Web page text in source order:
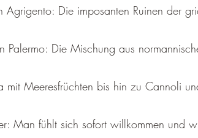
Agrigento: Die imposanten Ruinen der
Palermo: Die Mischung aus
mit Meeresfrüchten bis hin zu Cannoli
Man fühlt sich sofort willkommen und